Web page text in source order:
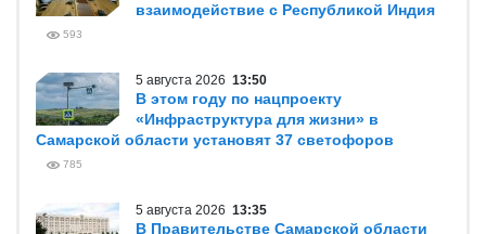
взаимодействие с Республикой Индия
593
5 августа 2026 13:50
В этом году по нацпроекту
«Инфраструктура для жизни» в
Самарской области установят 37 светофоров
785
5 августа 2026 13:35
В Правительстве Самарской области